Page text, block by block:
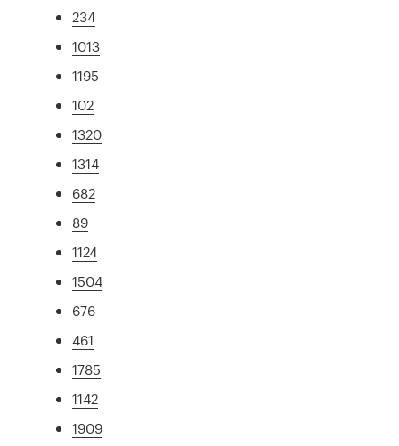
234
1013
1195
102
1320
1314
682
89
1124
1504
676
461
1785
1142
1909